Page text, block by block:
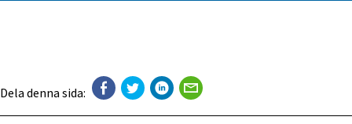
Dela denna sida: